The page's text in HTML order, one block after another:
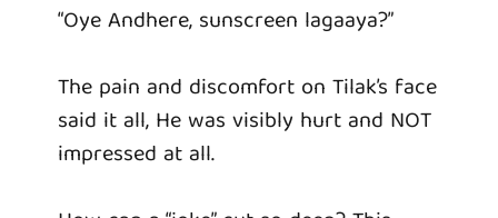
“Oye Andhere, sunscreen lagaaya?”
The pain and discomfort on Tilak’s face
said it all, He was visibly hurt and NOT
impressed at all.